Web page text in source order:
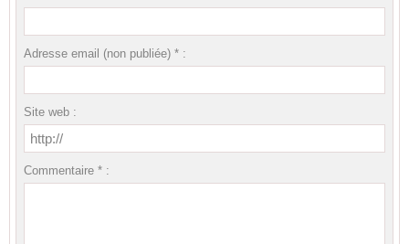
Adresse email (non publiée) * :
Site web :
Commentaire * :